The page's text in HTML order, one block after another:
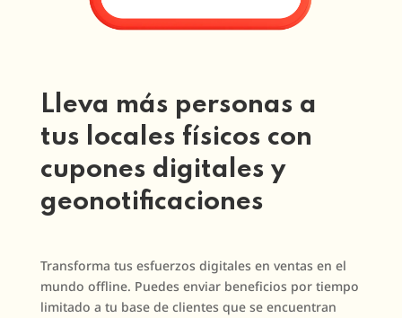
Lleva más personas a
tus locales físicos con
cupones digitales y
geonotificaciones
Transforma tus esfuerzos digitales en ventas en el
mundo offline. Puedes enviar beneficios por tiempo
limitado a tu base de clientes que se encuentran